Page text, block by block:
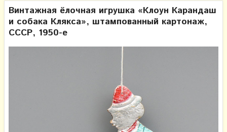
Винтажная ёлочная игрушка «Клоун Карандаш
и собака Клякса», штампованный картонаж,
СССР, 1950-е